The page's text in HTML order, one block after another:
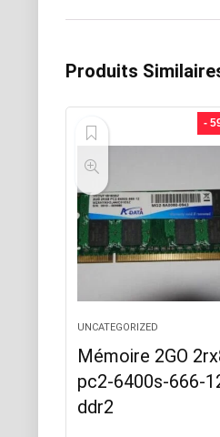
Produits
-
UNCATEGORIZED
Mémoire 2GO
pc2-6400s-666-
ddr2